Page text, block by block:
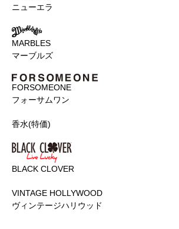
ニューエラ
MARBLES
マーブルズ
FORSOMEONE
フォーサムワン
香水(特価)
BLACK CLOVER
VINTAGE HOLLYWOOD
ヴィンテージハリウッド